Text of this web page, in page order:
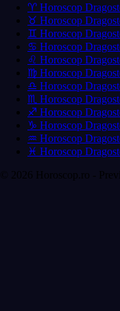
♈ Horoscop
♉ Horoscop
♊ Horoscop
♋ Horoscop
♌ Horoscop
♍ Horoscop
♎ Horoscop
♏ Horoscop
♐ Horoscop
♑ Horoscop
♒ Horoscop
♓ Horoscop
© 2026 Horoscop.ro -